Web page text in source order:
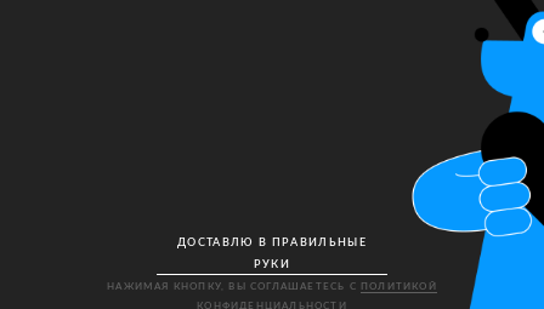
ДОСТАВЛЮ В ПРАВИЛЬНЫЕ
РУКИ
НАЖИМАЯ КНОПКУ, ВЫ СОГЛАШАЕТЕСЬ С
ПОЛИТИКОЙ
КОНФИДЕНЦИАЛЬНОСТИ